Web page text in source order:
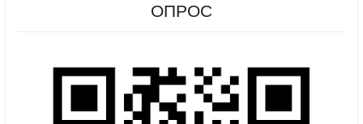
ОПРОС